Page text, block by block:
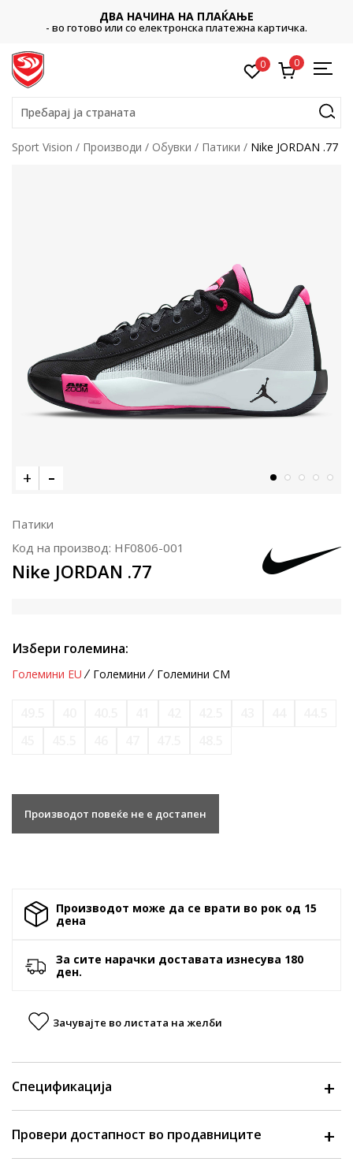
ДВА НАЧИНА НА ПЛАЌАЊЕ
- во готово или со електронска платежна картичка.
0 0
Пребарај ја страната
Sport Vision Производи Обувки Патики Nike JORDAN .77
Патики
Код на производ: HF0806-001
Nike JORDAN .77
Избери големина:
Големини EU Големини Големини CM
Производот повеќе не е достапен
Производот може да се врати во рок од 15
денa
За сите нарачки доставата изнесува 180
ден.
Зачувајте во листата на желби
Спецификација
Провери достапност во продавниците